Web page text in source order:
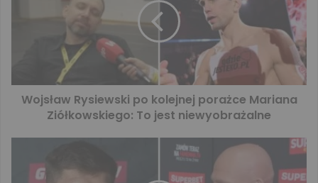
Wojsław Rysiewski po kolejnej porażce Mariana
Ziółkowskiego: To jest niewyobrażalne